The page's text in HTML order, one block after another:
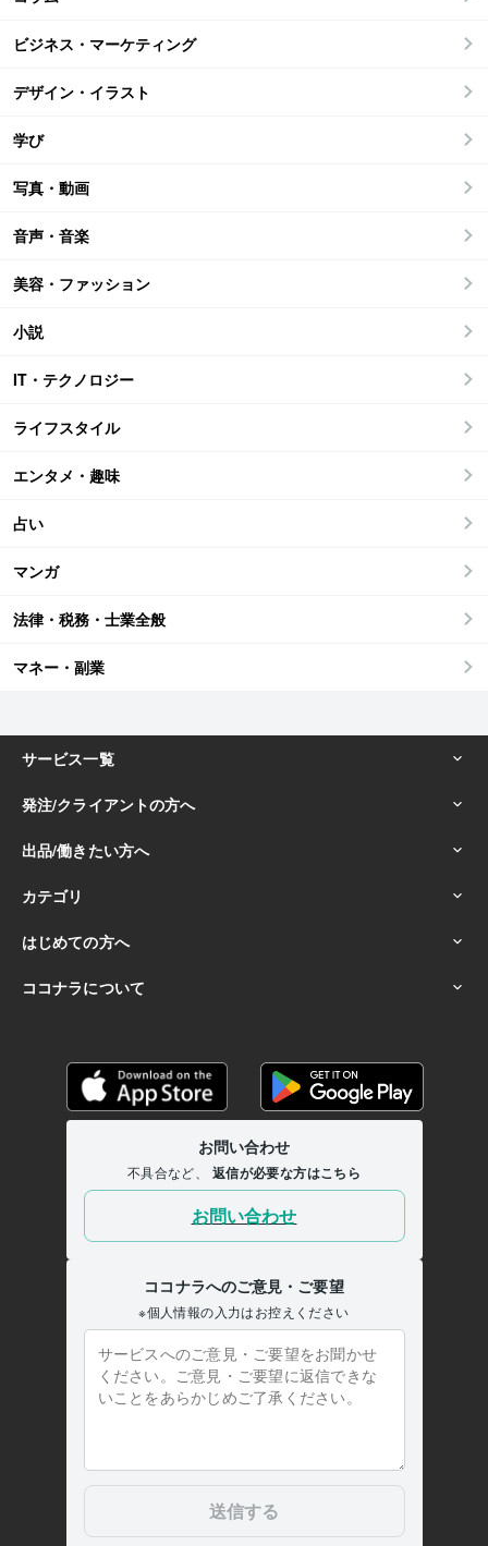
ビジネス・マーケティング
デザイン・イラスト
学び
写真・動画
音声・音楽
美容・ファッション
小説
IT・テクノロジー
ライフスタイル
エンタメ・趣味
占い
マンガ
法律・税務・士業全般
マネー・副業